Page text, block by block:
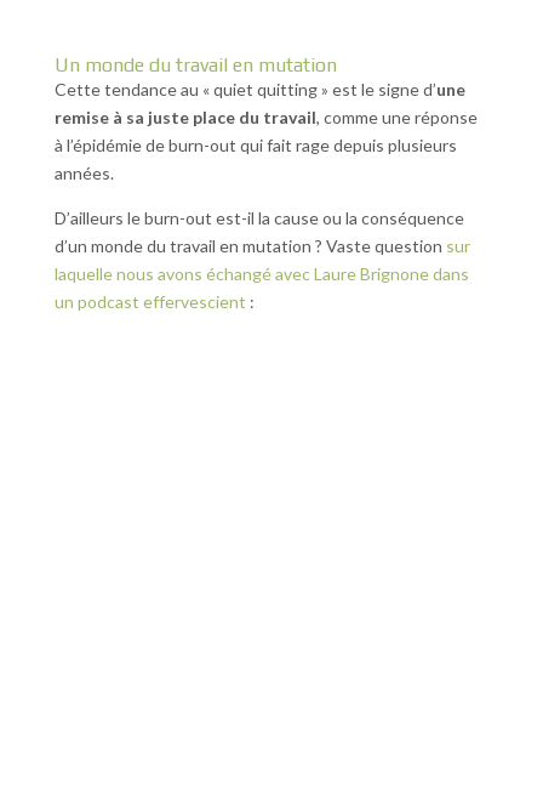
Un monde du travail en mutation
Cette tendance au « quiet quitting » est le signe d’une
remise à sa juste place du travail, comme une réponse
à l’épidémie de burn-out qui fait rage depuis plusieurs
années.
D’ailleurs le burn-out est-il la cause ou la conséquence
d’un monde du travail en mutation ? Vaste question sur
laquelle nous avons échangé avec Laure Brignone dans
un podcast effervescient :